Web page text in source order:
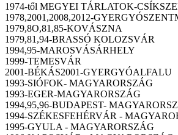
1974-től MEGYEI TÁRLATOK-
1978,2001,2008,2012-
1979,8O,81,85-KOVÁSZNA
1979,81,94-BRASSÓ KOLOZSVÁR
1994,95-MAROSVÁSÁRHELY
1999-TEMESVÁR
2001-BÉKÁS2001-GYERGYÓALFALU
1993-SIÓFOK- MAGYARORSZÁG
1993-EGER-MAGYARORSZÁG
1994,95,96-BUDAPEST-
1994-SZÉKESFEHÉRVÁR -
1995-GYULA - MAGYARORSZÁG